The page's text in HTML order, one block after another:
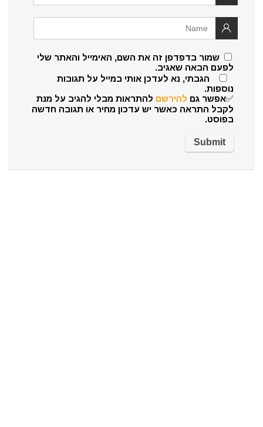
שמור בדפדפן זה את השם, האימייל והאתר שלי
לפעם הבאה שאגיב.
הגבתי, נא לעדכן אותי במייל על תגובות
נוספות.
✅אפשר גם להירשם להתראות מבלי להגיב על מנת
לקבל התראה כאשר יש עדכון מחיר או תגובה חדשה
בפוסט.